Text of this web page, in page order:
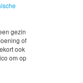
gezin
of
ook
om op